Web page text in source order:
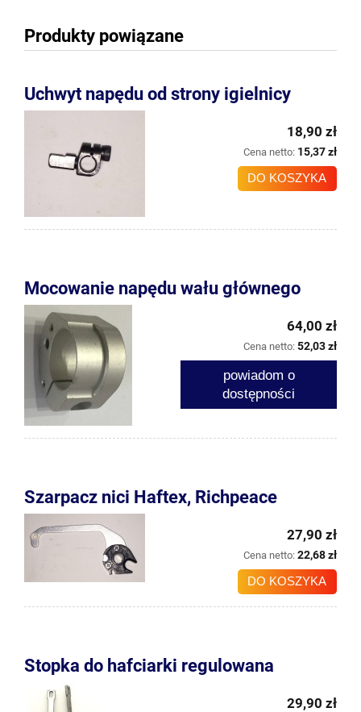
Produkty powiązane
Uchwyt napędu od strony igielnicy
18,90 zł
Cena netto: 15,37 zł
DO KOSZYKA
Mocowanie napędu wału głównego
64,00 zł
Cena netto: 52,03 zł
powiadom o
dostępności
Szarpacz nici Haftex, Richpeace
27,90 zł
Cena netto: 22,68 zł
DO KOSZYKA
Stopka do hafciarki regulowana
29,90 zł